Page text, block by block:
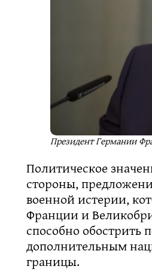
Президент Германии
Политическое
стороны,
военной истерии,
Франции и
способно обострить
дополнительным
границы.